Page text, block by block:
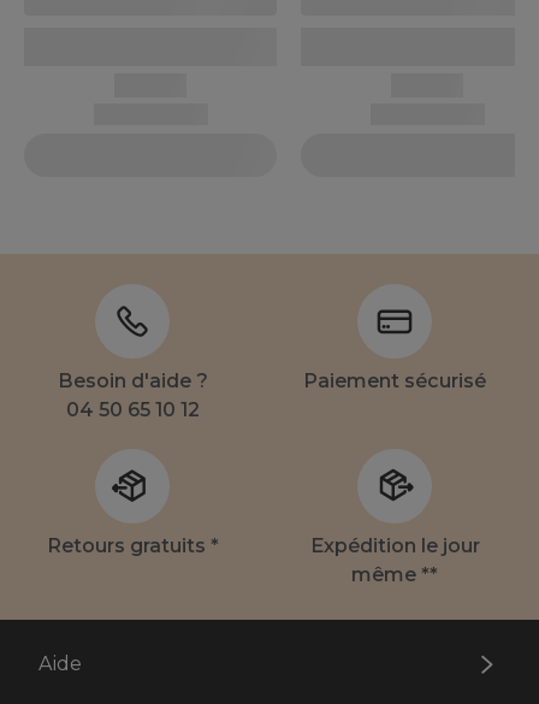
Besoin d'aide ?
04 50 65 10 12
Paiement sécurisé
Retours gratuits *
Expédition le jour
même **
Aide